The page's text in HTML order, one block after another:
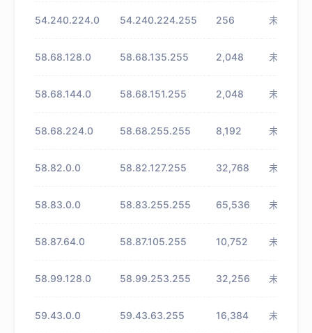
54.240.224.0 54.240.224.255 256 未知
58.68.128.0 58.68.135.255 2,048 未知
58.68.144.0 58.68.151.255 2,048 未知
58.68.224.0 58.68.255.255 8,192 未知
58.82.0.0 58.82.127.255 32,768 未知
58.83.0.0 58.83.255.255 65,536 未知
58.87.64.0 58.87.105.255 10,752 未知
58.99.128.0 58.99.253.255 32,256 未知
59.43.0.0 59.43.63.255 16,384 未知